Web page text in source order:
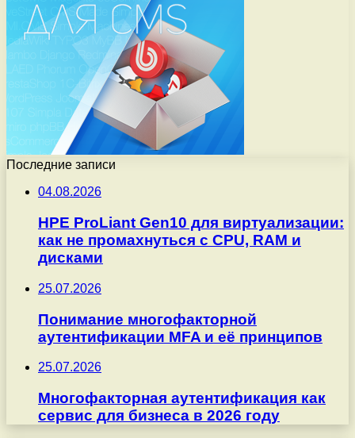
Последние записи
04.08.2026
HPE ProLiant Gen10 для виртуализации:
как не промахнуться с CPU, RAM и
дисками
25.07.2026
Понимание многофакторной
аутентификации MFA и её принципов
25.07.2026
Многофакторная аутентификация как
сервис для бизнеса в 2026 году